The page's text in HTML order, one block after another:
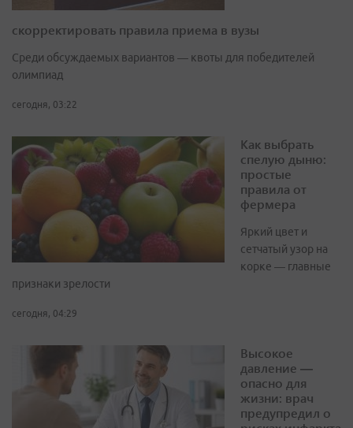
скорректировать правила приема в вузы
Среди обсуждаемых вариантов — квоты для победителей
олимпиад
сегодня, 03:22
Как выбрать
спелую дыню:
простые
правила от
фермера
Яркий цвет и
сетчатый узор на
корке — главные
признаки зрелости
сегодня, 04:29
Высокое
давление —
опасно для
жизни: врач
предупредил о